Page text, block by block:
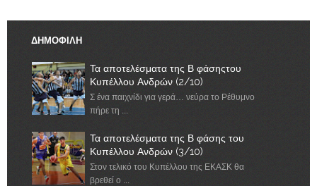
ΔΗΜΟΦΙΛΗ
Τα αποτελέσματα της Β φάσηςτου
Κυπέλλου Ανδρών (2/10)
Σ ένα παιχνίδι για γερά… νεύρα το Ρέθυμνο
πήρε τη ...
Τα αποτελέσματα της Β φάσης του
Κυπέλλου Ανδρών (3/10)
Στον τελικό του Κυπέλλου της ΕΚΑΣΚ θα
βρεθεί ο ...